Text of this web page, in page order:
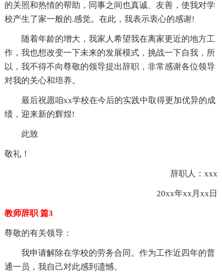
的关照和热情的帮助，同事之间也真诚、友善，使我对学
校产生了家一般的.感觉。在此，我表示衷心的感谢!
随着年龄的增大，我家人希望我在离家更近的地方工
作，我也想改变一下未来的发展模式，挑战一下自我，所
以，我不得不向尊敬的领导提出辞职，非常感谢各位领导
对我的关心和培养。
最后祝愿咱xx学校在今后的实践中取得更加优异的成
绩，迎来新的辉煌!
此致
敬礼！
辞职人：xxx
20xx年xx月xx日
教师辞职 篇3
尊敬的有关领导：
我申请解除在学校的劳务合同。作为工作近四年的普
通一员，我自己对此感到遗憾。